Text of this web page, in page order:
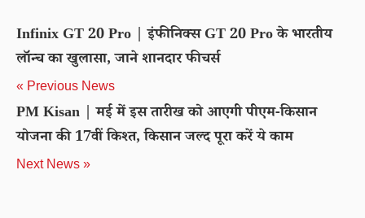
Infinix GT 20 Pro | इंफीनिक्स GT 20 Pro के भारतीय
लॉन्च का खुलासा, जाने शानदार फीचर्स
« Previous News
PM Kisan | मई में इस तारीख को आएगी पीएम-किसान
योजना की 17वीं किश्त, किसान जल्द पूरा करें ये काम
Next News »